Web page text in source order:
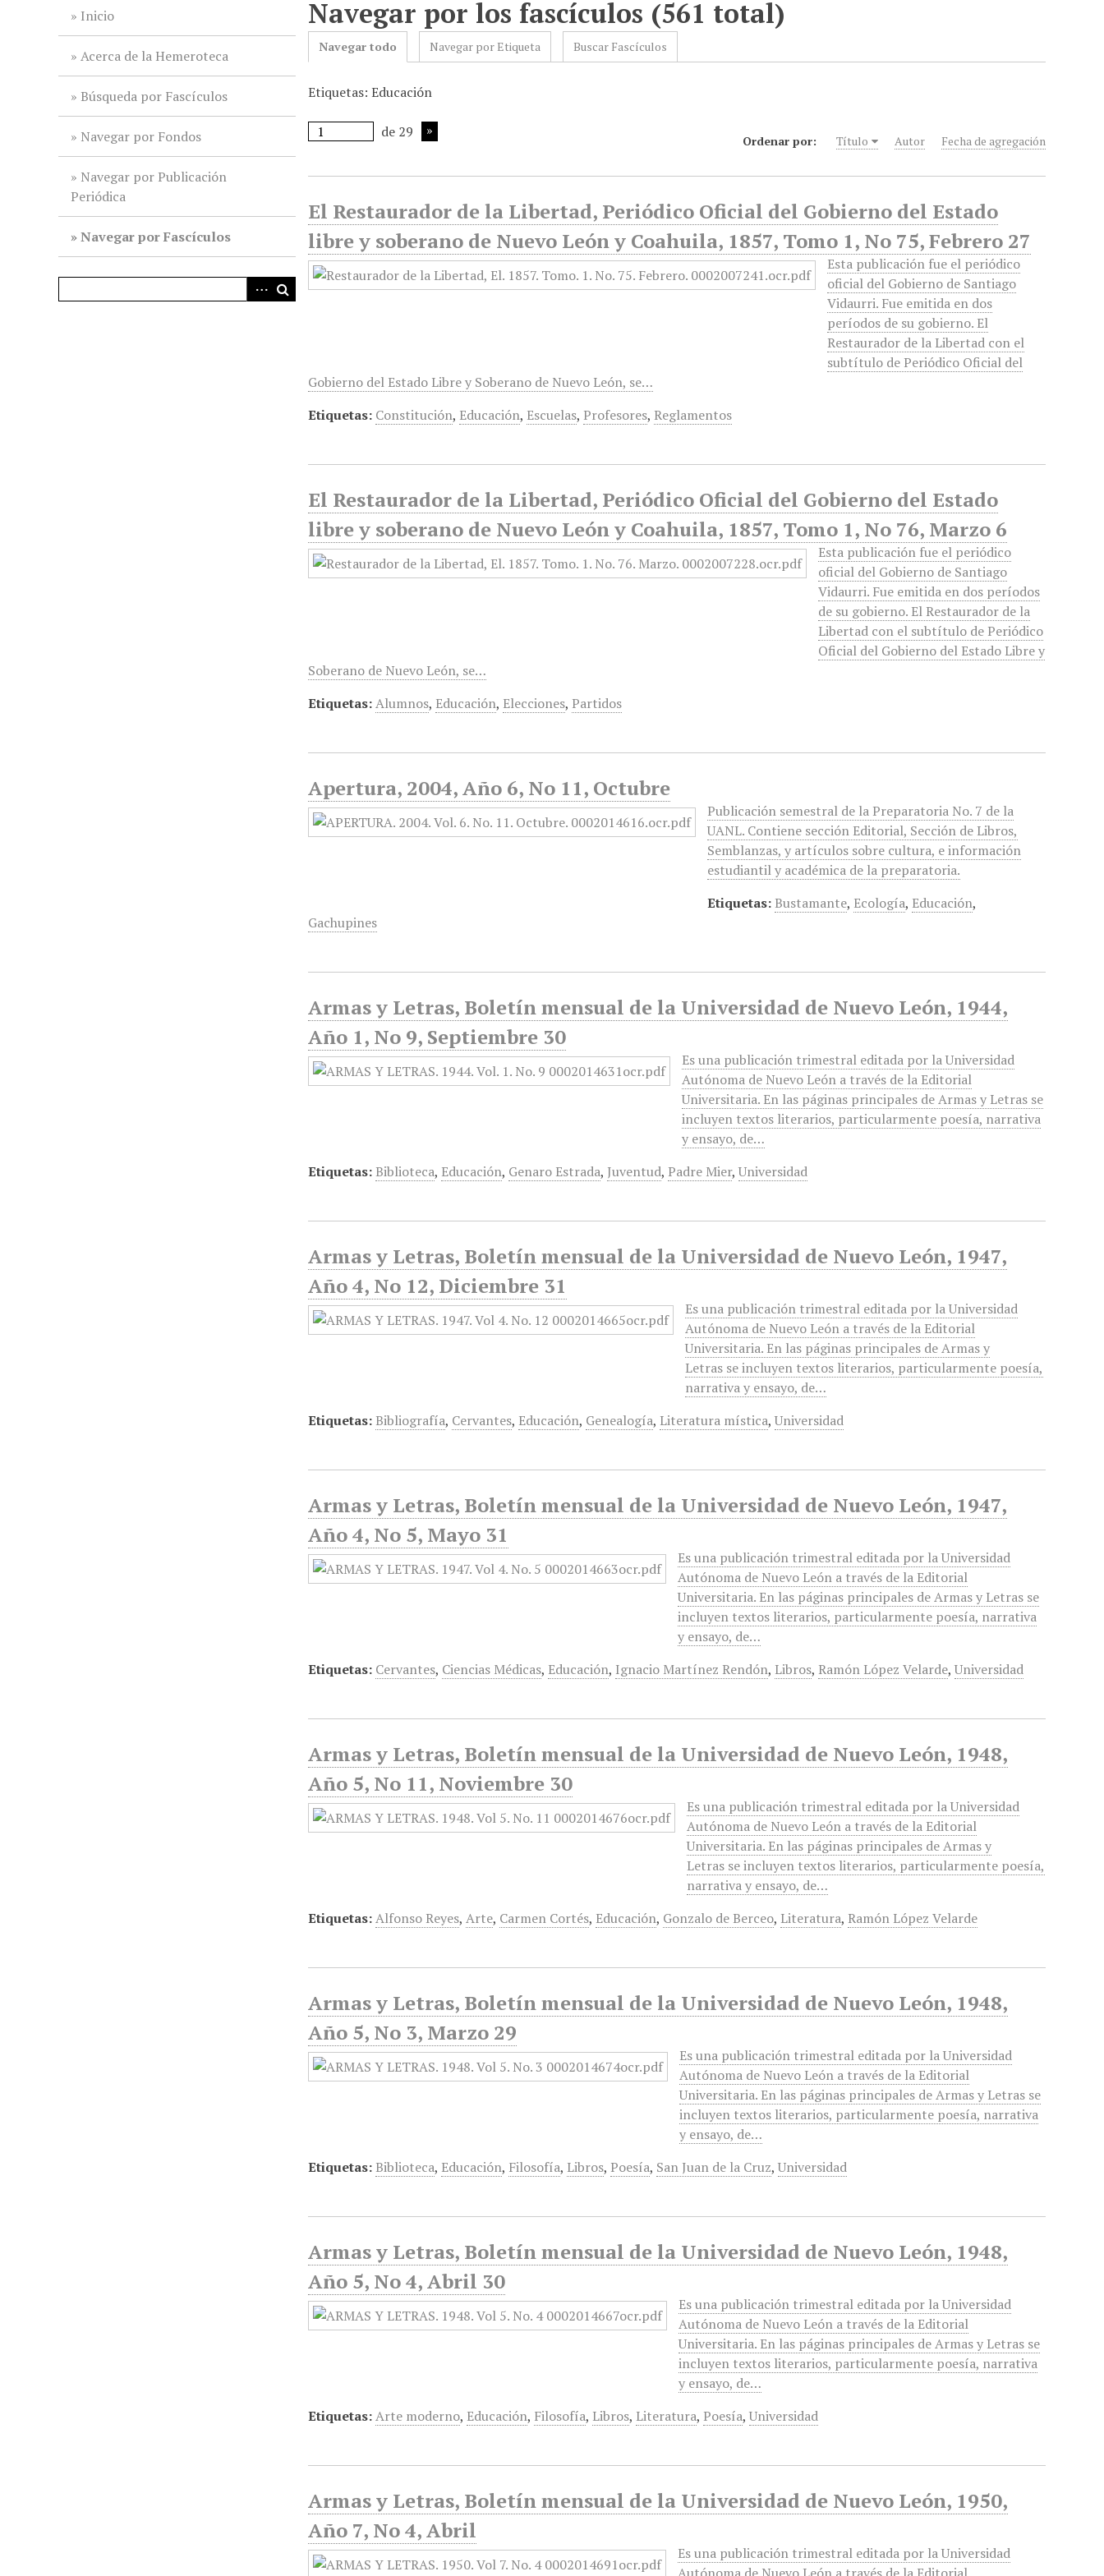
Inicio
Acerca de la Hemeroteca
Búsqueda por Fascículos
Navegar por Fondos
Navegar por Publicación
Periódica
Navegar por Fascículos
Navegar por los fascículos (561 total)
Navegar todo Navegar por Etiqueta Buscar Fascículos
Etiquetas: Educación
de 29
Ordenar por: Título Autor Fecha de agregación
El Restaurador de la Libertad, Periódico Oficial del Gobierno del Estado
libre y soberano de Nuevo León y Coahuila, 1857, Tomo 1, No 75, Febrero 27
Esta publicación fue el periódico
oficial del Gobierno de Santiago
Vidaurri. Fue emitida en dos
períodos de su gobierno. El
Restaurador de la Libertad con el
subtítulo de Periódico Oficial del
Gobierno del Estado Libre y Soberano de Nuevo León, se…
Etiquetas: Constitución, Educación, Escuelas, Profesores, Reglamentos
El Restaurador de la Libertad, Periódico Oficial del Gobierno del Estado
libre y soberano de Nuevo León y Coahuila, 1857, Tomo 1, No 76, Marzo 6
Esta publicación fue el periódico
oficial del Gobierno de Santiago
Vidaurri. Fue emitida en dos períodos
de su gobierno. El Restaurador de la
Libertad con el subtítulo de Periódico
Oficial del Gobierno del Estado Libre y
Soberano de Nuevo León, se…
Etiquetas:Alumnos, Educación, Elecciones, Partidos
Apertura, 2004, Año 6, No 11, Octubre
Publicación semestral de la Preparatoria No. 7 de la
UANL. Contiene sección Editorial, Sección de Libros,
Semblanzas, y artículos sobre cultura, e información
estudiantil y académica de la preparatoria.
Etiquetas: Bustamante, Ecología, Educación,
Gachupines
Armas y Letras, Boletín mensual de la Universidad de Nuevo León, 1944,
Año 1, No 9, Septiembre 30
Es una publicación trimestral editada por la Universidad
Autónoma de Nuevo León a través de la Editorial
Universitaria. En las páginas principales de Armas y Letras se
incluyen textos literarios, particularmente poesía, narrativa
y ensayo, de…
Etiquetas: Biblioteca, Educación, Genaro Estrada, Juventud, Padre Mier,Universidad
Armas y Letras, Boletín mensual de la Universidad de Nuevo León, 1947,
Año 4, No 12, Diciembre 31
Es una publicación trimestral editada por la Universidad
Autónoma de Nuevo León a través de la Editorial
Universitaria. En las páginas principales de Armas y
Letras se incluyen textos literarios, particularmente poesía,
narrativa y ensayo, de…
Etiquetas: Bibliografía, Cervantes, Educación, Genealogía, Literatura mística,Universidad
Armas y Letras, Boletín mensual de la Universidad de Nuevo León, 1947,
Año 4, No 5, Mayo 31
Es una publicación trimestral editada por la Universidad
Autónoma de Nuevo León a través de la Editorial
Universitaria. En las páginas principales de Armas y Letras se
incluyen textos literarios, particularmente poesía, narrativa
y ensayo, de…
Etiquetas: Cervantes, Ciencias Médicas, Educación, Ignacio Martínez Rendón, Libros, Ramón López Velarde,Universidad
Armas y Letras, Boletín mensual de la Universidad de Nuevo León, 1948,
Año 5, No 11, Noviembre 30
Es una publicación trimestral editada por la Universidad
Autónoma de Nuevo León a través de la Editorial
Universitaria. En las páginas principales de Armas y
Letras se incluyen textos literarios, particularmente poesía,
narrativa y ensayo, de…
Etiquetas:Alfonso Reyes,Arte, Carmen Cortés, Educación, Gonzalo de Berceo, Literatura, Ramón López Velarde
Armas y Letras, Boletín mensual de la Universidad de Nuevo León, 1948,
Año 5, No 3, Marzo 29
Es una publicación trimestral editada por la Universidad
Autónoma de Nuevo León a través de la Editorial
Universitaria. En las páginas principales de Armas y Letras se
incluyen textos literarios, particularmente poesía, narrativa
y ensayo, de…
Etiquetas: Biblioteca, Educación, Filosofía, Libros, Poesía, San Juan de la Cruz,Universidad
Armas y Letras, Boletín mensual de la Universidad de Nuevo León, 1948,
Año 5, No 4, Abril 30
Es una publicación trimestral editada por la Universidad
Autónoma de Nuevo León a través de la Editorial
Universitaria. En las páginas principales de Armas y Letras se
incluyen textos literarios, particularmente poesía, narrativa
y ensayo, de…
Etiquetas:Arte moderno, Educación, Filosofía, Libros, Literatura, Poesía,Universidad
Armas y Letras, Boletín mensual de la Universidad de Nuevo León, 1950,
Año 7, No 4, Abril
Es una publicación trimestral editada por la Universidad